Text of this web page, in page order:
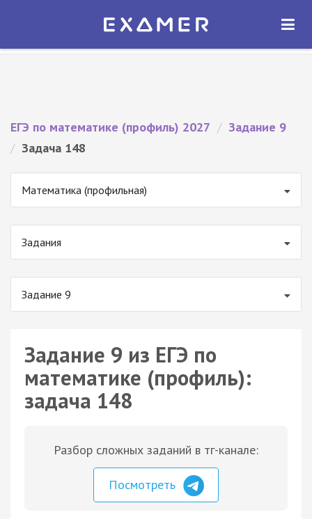
Экзамер — ЕГЭ 2027
ОТКРЫТЬ
ЕГЭ по математике (профиль) 2027 / Задание 9
/ Задача 148
Математика (профильная)
Задания
Задание 9
Задание 9 из ЕГЭ по
математике (профиль):
задача 148
Разбор сложных заданий в тг-канале:
Посмотреть